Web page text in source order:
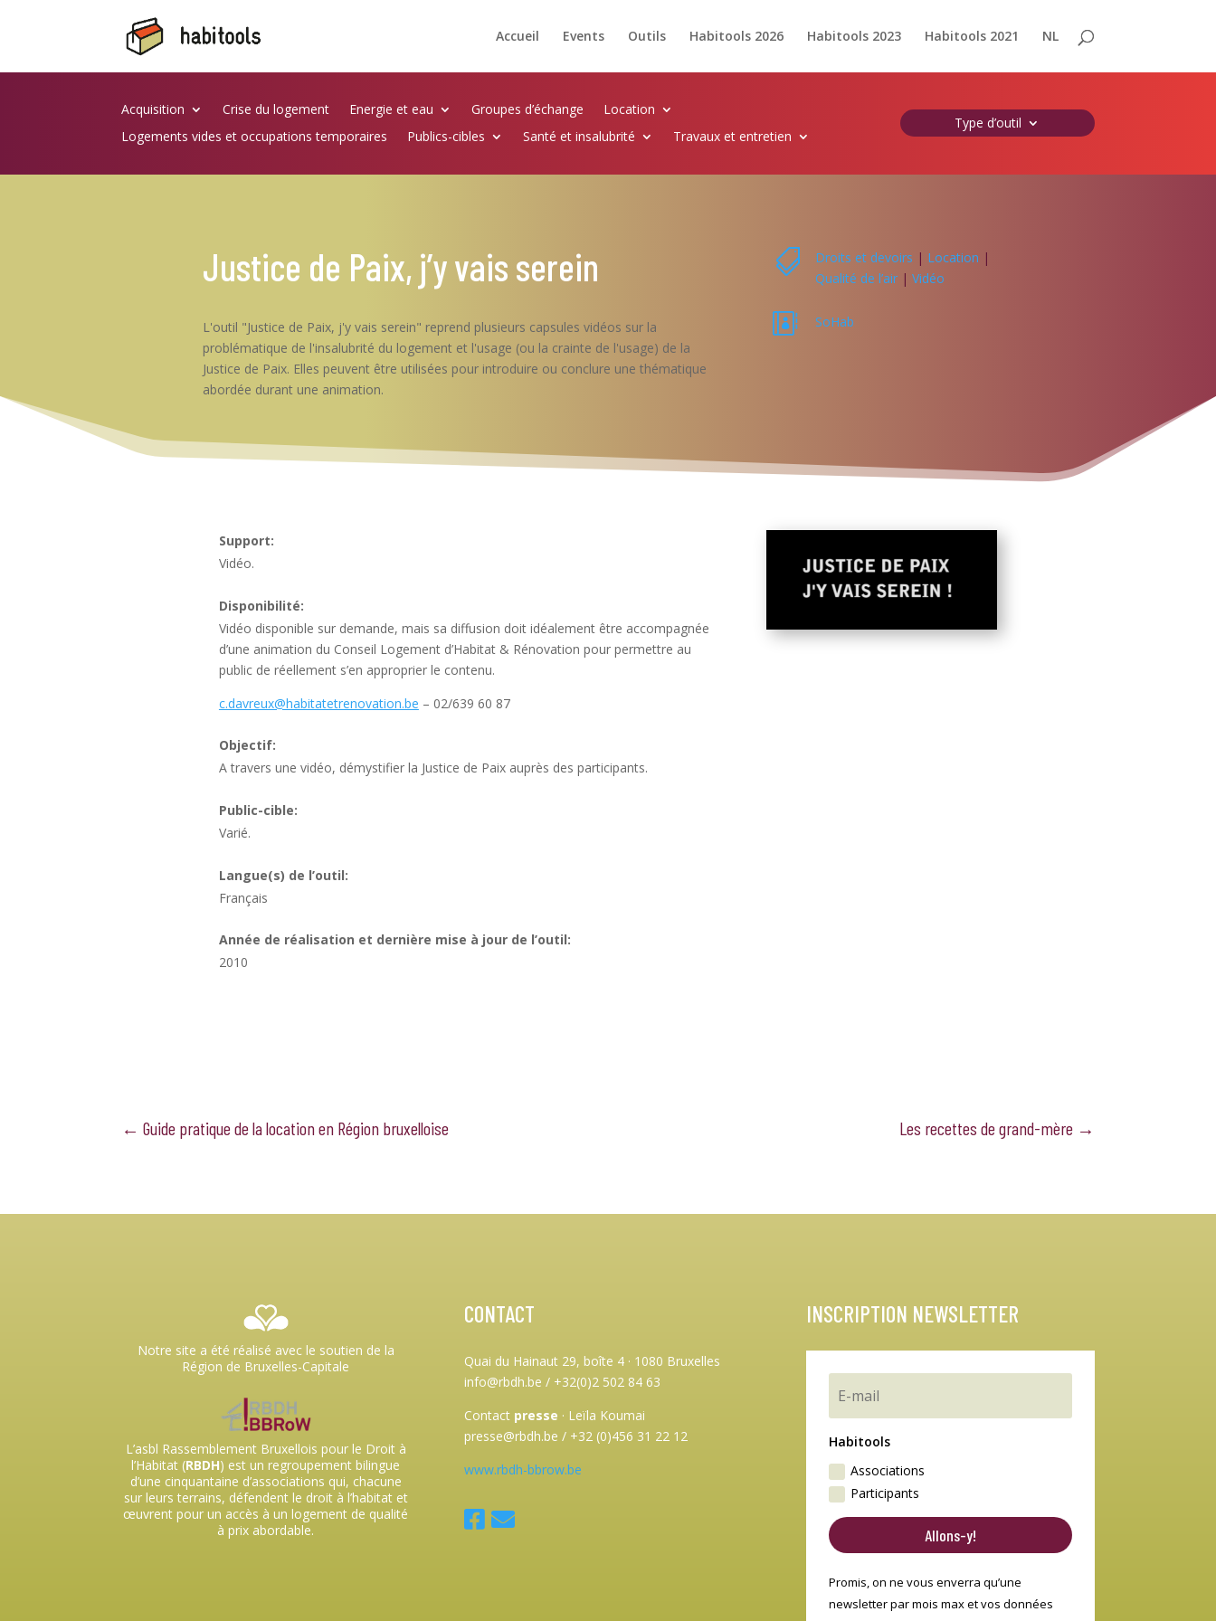
Accueil Events Outils Habitools 2026 Habitools 2023 Habitools 2021 NL
Acquisition Crise du logement Energie et eau Groupes d’échange
Location
Logements vides et occupations temporaires
Publics-cibles Santé et insalubrité Travaux et entretien
Type d’outil
Justice de Paix, j’y vais serein
L'outil "Justice de Paix, j'y vais serein" reprend plusieurs capsules vidéos sur la
problématique de l'insalubrité du logement et l'usage (ou la crainte de l'usage) de la
Justice de Paix. Elles peuvent être utilisées pour introduire ou conclure une thématique
abordée durant une animation.
 Droits et devoirs | Location |
Qualité de l’air |Vidéo
 SoHab
Support:
Vidéo.
Disponibilité:
Vidéo disponible sur demande, mais sa diffusion doit idéalement être accompagnée
d’une animation du Conseil Logement d’Habitat & Rénovation pour permettre au
public de réellement s’en approprier le contenu.
c.davreux@habitatetrenovation.be – 02/639 60 87
Objectif:
A travers une vidéo, démystifier la Justice de Paix auprès des participants.
Public-cible:
Varié.
Langue(s) de l’outil:
Français
Année de réalisation et dernière mise à jour de l’outil:
2010
←Guide pratique de la location en Région bruxelloise Les recettes de grand-mère→
Notre site a été réalisé avec le soutien de la
Région de Bruxelles-Capitale
L’asbl Rassemblement Bruxellois pour le Droit à
l’Habitat (RBDH) est un regroupement bilingue
d’une cinquantaine d’associations qui, chacune
sur leurs terrains, défendent le droit à l’habitat et
œuvrent pour un accès à un logement de qualité
à prix abordable.
CONTACT
Quai du Hainaut 29, boîte 4 · 1080 Bruxelles
info@rbdh.be / +32(0)2 502 84 63
Contact presse · Leïla Koumai
presse@rbdh.be / +32 (0)456 31 22 12
www.rbdh-bbrow.be
INSCRIPTION NEWSLETTER
Habitools
Associations
Participants
Allons-y!
Promis, on ne vous enverra qu’une
newsletter par mois max et vos données